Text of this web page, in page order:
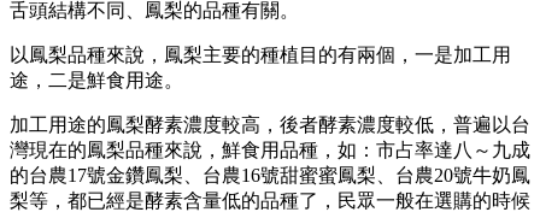
舌頭結構不同、鳳梨的品種有關。
以鳳梨品種來說，鳳梨主要的種植目的有兩個，一是加工用
途，二是鮮食用途。
加工用途的鳳梨酵素濃度較高，後者酵素濃度較低，普遍以台
灣現在的鳳梨品種來說，鮮食用品種，如：市占率達八～九成
的台農17號金鑽鳳梨、台農16號甜蜜蜜鳳梨、台農20號牛奶鳳
梨等，都已經是酵素含量低的品種了，民眾一般在選購的時候